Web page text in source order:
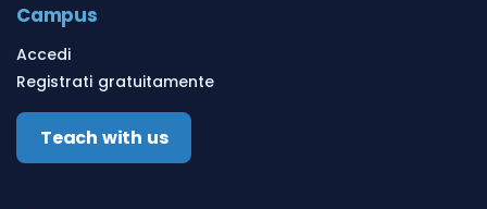
Campus
Accedi
Registrati gratuitamente
Teach with us